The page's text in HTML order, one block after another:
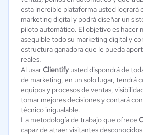
esta increíble plataforma usted logrará
marketing digital y podrá diseñar un
piloto automático. El objetivo es hacer
asequible todo su marketing digital y
estructura ganadora que le pueda
reales.
Al usarClientify usted dispondrá de
de marketing, en un solo lugar, tendrá
equipos y procesos de ventas,
tomar mejores decisiones y contará
técnico inigualable.
La metodología de trabajo que ofrece
capaz de atraer visitantes